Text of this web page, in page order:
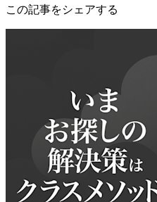
この記事をシェアする